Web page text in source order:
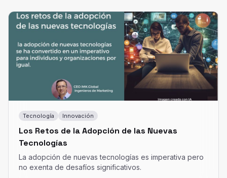
Tecnología Innovación
Los Retos de la Adopción de las Nuevas
Tecnologías
La adopción de nuevas tecnologías es imperativa pero
no exenta de desafíos significativos.